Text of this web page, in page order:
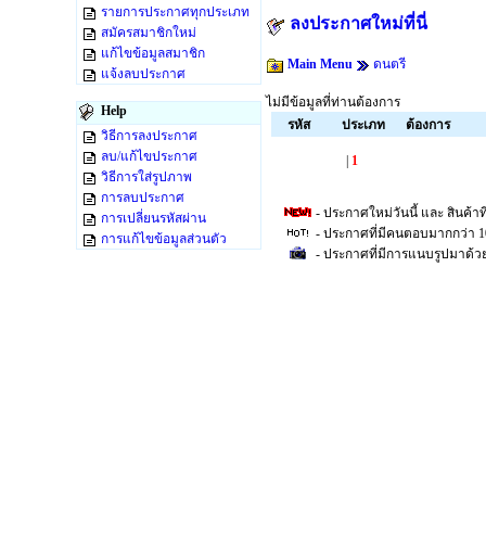
รายการประกาศทุกประเภท
สมัครสมาชิกใหม่
แก้ไขข้อมูลสมาชิก
แจ้งลบประกาศ
Help
วิธีการลงประกาศ
ลบ/แก้ไขประกาศ
วิธีการใส่รูปภาพ
การลบประกาศ
การเปลี่ยนรหัสผ่าน
การแก้ไขข้อมูลส่วนตัว
ลงประกาศใหม่ที่นี่
Main Menu ดนตรี
ไม่มีข้อมูลที่ท่านต้องการ
รหัส
ประเภท ต้องการ
| 1
- ประกาศใหม่วันนี้ และ สินค้า
- ประกาศที่มีคนตอบมากกว่า
- ประกาศที่มีการแนบรูปมาด้ว